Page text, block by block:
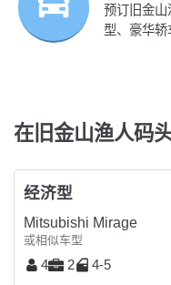
预订旧金
型、豪华轿
在旧金山渔人码
经济型
Mitsubishi Mirage
或相似车型
4 2 4-5